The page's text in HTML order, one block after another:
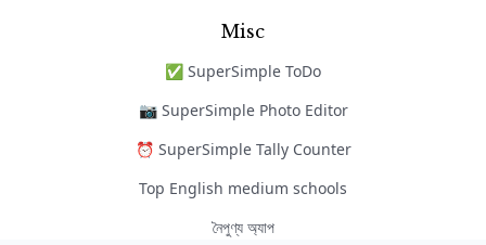
Misc
✅ SuperSimple ToDo
📷 SuperSimple Photo Editor
⏰ SuperSimple Tally Counter
Top English medium schools
নৈপুণ্য অ্যাপ